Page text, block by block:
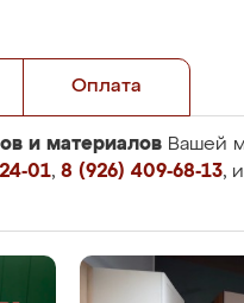
Оплата
и материалов Вашей
01, 8 (926) 409-68-13,